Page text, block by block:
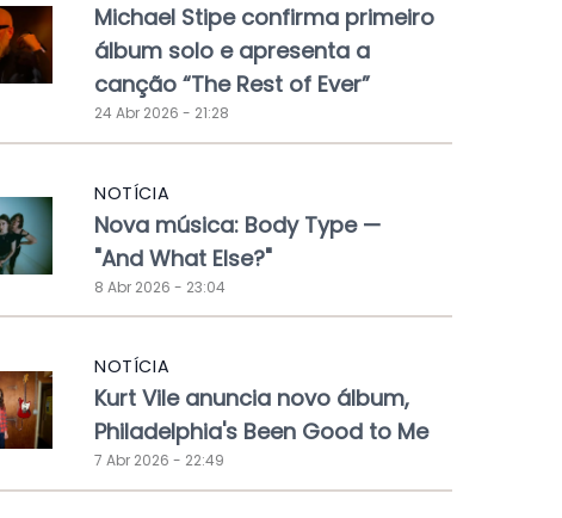
Michael Stipe confirma primeiro
álbum solo e apresenta a
canção “The Rest of Ever”
24 Abr 2026 - 21:28
NOTÍCIA
Nova música: Body Type —
"And What Else?"
8 Abr 2026 - 23:04
NOTÍCIA
Kurt Vile anuncia novo álbum,
Philadelphia's Been Good to Me
7 Abr 2026 - 22:49